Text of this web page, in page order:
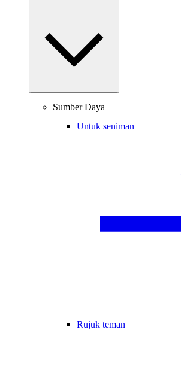
Sumber Daya
Untuk seniman
Rujuk teman